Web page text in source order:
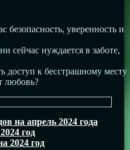
безопасность, уверенность и
сейчас нуждается в заботе,
доступ к бесстрашному месту
любовь?
на апрель 2024 года
год
2024 год